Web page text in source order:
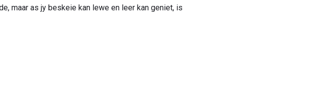
maar as jy beskeie kan lewe en leer kan geniet, is